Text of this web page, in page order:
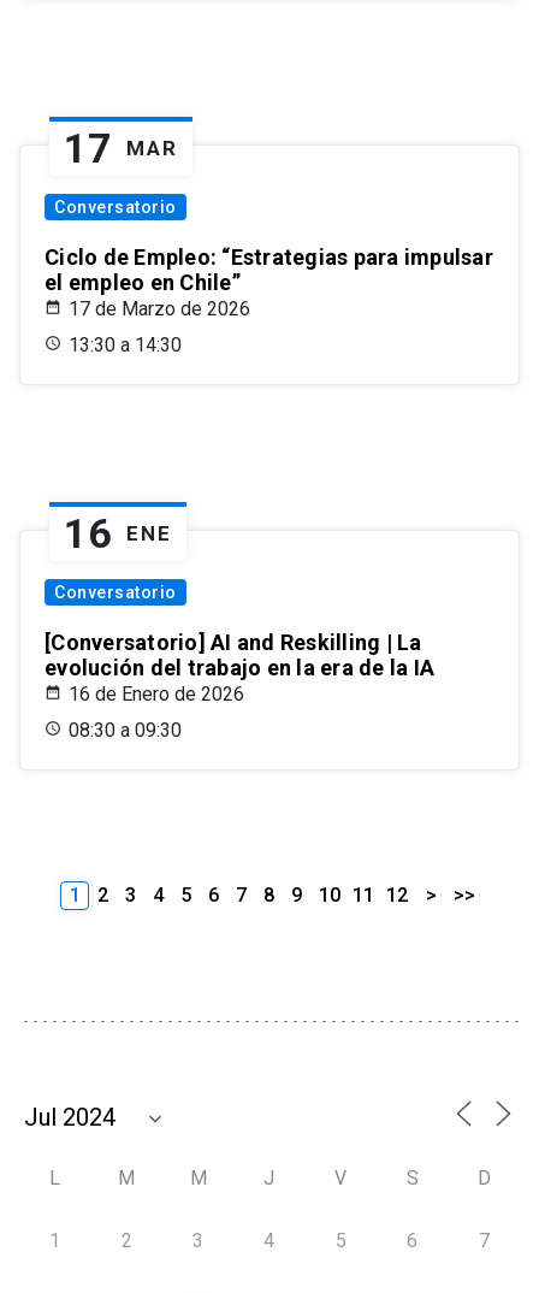
17 MAR
Conversatorio
Ciclo de Empleo: “Estrategias para impulsar
el empleo en Chile”
17 de Marzo de 2026
13:30 a 14:30
16 ENE
Conversatorio
[Conversatorio] AI and Reskilling | La
evolución del trabajo en la era de la IA
16 de Enero de 2026
08:30 a 09:30
1 2 3 4 5 6 7 8 9 10 11 12 > >>
L M M J V S D
1 2 3 4 5 6 7